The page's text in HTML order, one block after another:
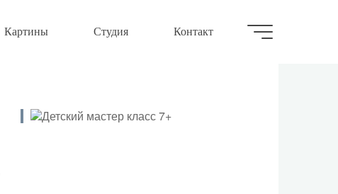
Картины Студия Контакт